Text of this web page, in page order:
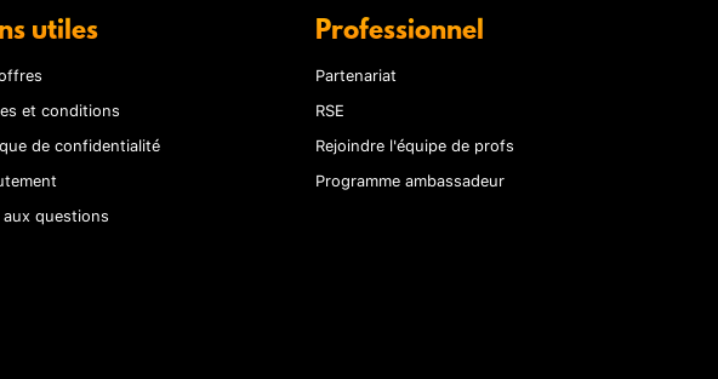
utiles
et conditions
de confidentialité
aux questions
Professionnel
Partenariat
RSE
Rejoindre l'équipe de profs
Programme ambassadeur